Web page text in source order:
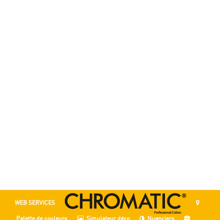
WEB SERVICES